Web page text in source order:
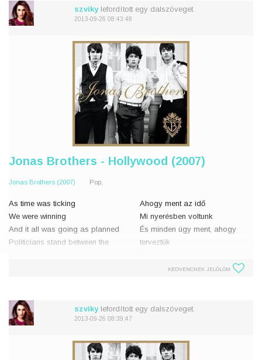
szvikylefordított egy dalszöveget.
2013-09-26 08:43:48
Jonas Brothers - Hollywood (2007)
Jonas Brothers (2007) Pop,
As time was ticking
We were winning
And it all was going as planned
Politicians stand between the
way
Fading faster now
Ahogy ment az idő
Mi nyerésben voltunk
És minden úgy ment, ahogy
terveztük
sorokban
Azt mondva, hogy rossz ú
KEDVENCNEK JELÖLÖM
szvikylefordított egy dalszöveget.
2013-09-26 08:39:47